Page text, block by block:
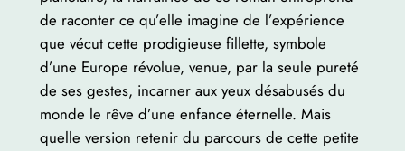
de raconter ce qu’elle imagine de l’expérience
que vécut cette prodigieuse fillette, symbole
d’une Europe révolue, venue, par la seule pureté
de ses gestes, incarner aux yeux désabusés du
monde le rêve d’une enfance éternelle. Mais
quelle version retenir du parcours de cette petite